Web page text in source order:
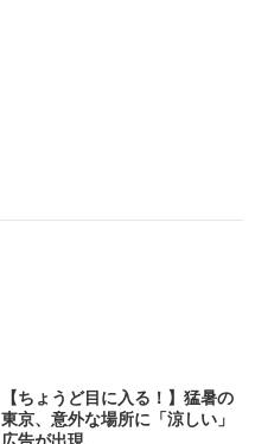
【ちょうど目に入る！】猛暑の
東京、意外な場所に「涼しい」